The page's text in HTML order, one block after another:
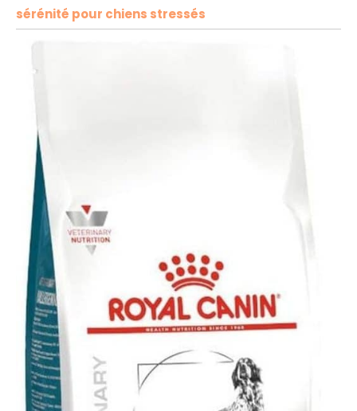
sérénité pour chiens stressés